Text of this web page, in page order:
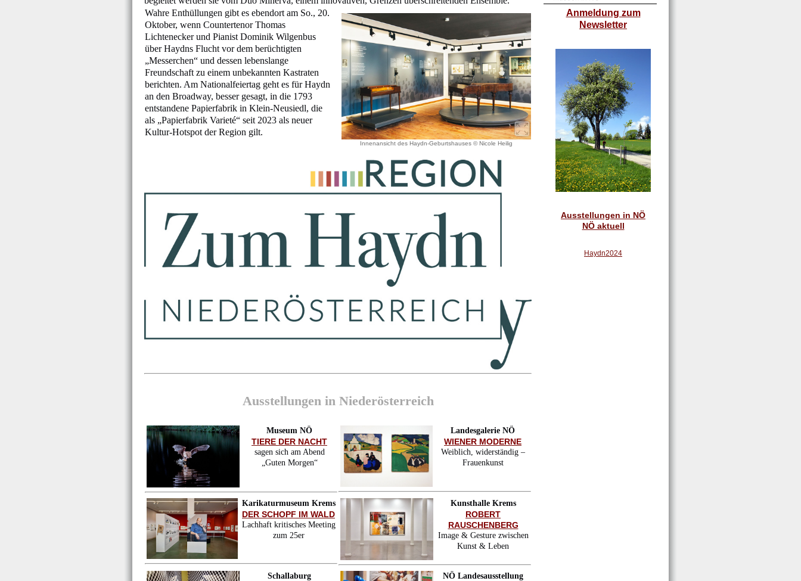
Anmeldung zum
Newsletter
Ausstellungen in NÖ
NÖ aktuell
Haydn2024
Wahre Enthüllungen gibt es ebendort am So., 20.
Oktober, wenn Countertenor Thomas
Lichtenecker und Pianist Dominik Wilgenbus
über Haydns Flucht vor dem berüchtigten
„Messerchen“ und dessen lebenslange
Freundschaft zu einem unbekannten Kastraten
berichten. Am Nationalfeiertag geht es für Haydn
an den Broadway, besser gesagt, in die 1793
entstandene Papierfabrik in Klein-Neusiedl, die
als „Papierfabrik Varieté“ seit 2023 als neuer
Kultur-Hotspot der Region gilt.
Innenansicht des Haydn-Geburtshauses © Nicole Heilig
Ausstellungen in Niederösterreich
Museum NÖ
TIERE DER NACHT
sagen sich am Abend
„Guten Morgen“
Landesgalerie NÖ
WIENER MODERNE
Weiblich, widerständig –
Frauenkunst
Karikaturmuseum Krems
DER SCHOPF IM WALD
Lachhaft kritisches Meeting
zum 25er
Kunsthalle Krems
ROBERT
RAUSCHENBERG
Image & Gesture zwischen
Kunst & Leben
Schallaburg NÖ Landesausstellung